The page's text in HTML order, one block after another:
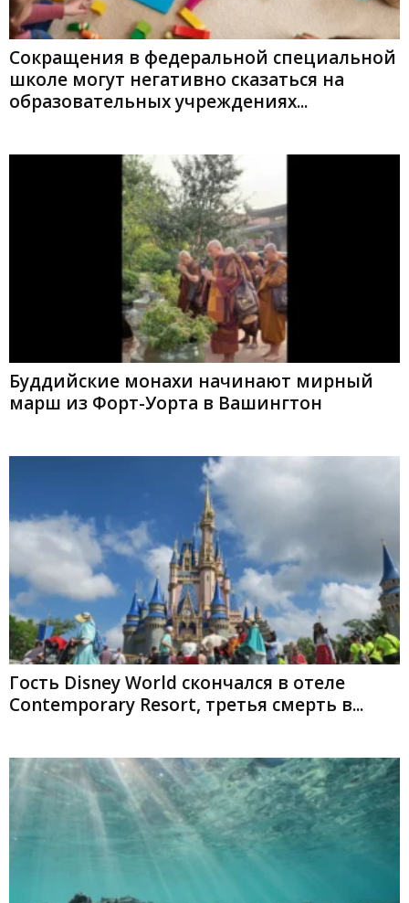
Сокращения в федеральной специальной
школе могут негативно сказаться на
образовательных учреждениях...
Буддийские монахи начинают мирный
марш из Форт-Уорта в Вашингтон
Гость Disney World скончался в отеле
Contemporary Resort, третья смерть в...